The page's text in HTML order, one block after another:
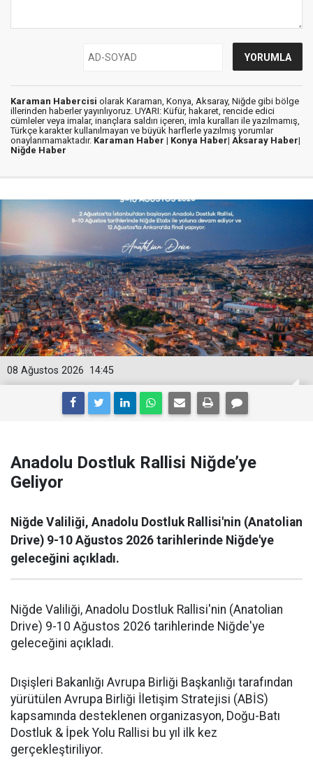
Karaman Habercisi olarak Karaman, Konya, Aksaray, Niğde gibi bölge
illerinden haberler yayınlıyoruz. UYARI: Küfür, hakaret, rencide edici
cümleler veya imalar, inançlara saldırı içeren, imla kuralları ile yazılmamış,
Türkçe karakter kullanılmayan ve büyük harflerle yazılmış yorumlar
onaylanmamaktadır. Karaman Haber | Konya Haber| Aksaray Haber|
Niğde Haber
14:45
08 Ağustos 2026
Anadolu Dostluk Rallisi Niğde’ye
Geliyor
Niğde Valiliği, Anadolu Dostluk Rallisi'nin (Anatolian
Drive) 9-10 Ağustos 2026 tarihlerinde Niğde'ye
geleceğini açıkladı.
Niğde Valiliği, Anadolu Dostluk Rallisi'nin (Anatolian
Drive) 9-10 Ağustos 2026 tarihlerinde Niğde'ye
geleceğini açıkladı.
Dışişleri Bakanlığı Avrupa Birliği Başkanlığı tarafından
yürütülen Avrupa Birliği İletişim Stratejisi (ABİS)
kapsamında desteklenen organizasyon, Doğu-Batı
Dostluk & İpek Yolu Rallisi bu yıl ilk kez
gerçekleştiriliyor.